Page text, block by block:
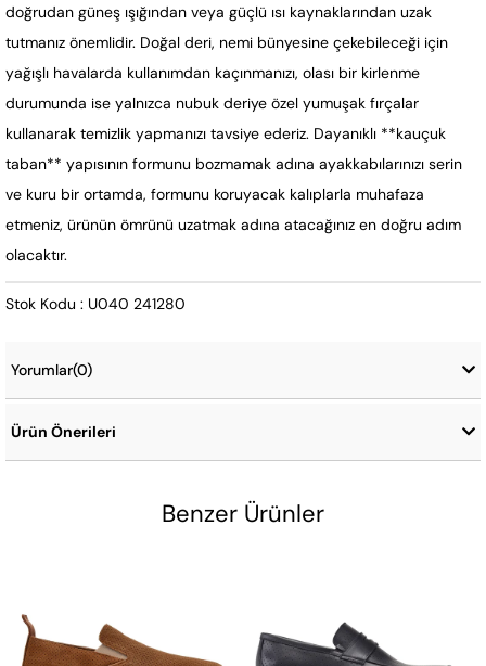
doğrudan güneş ışığından veya güçlü ısı kaynaklarından uzak
tutmanız önemlidir. Doğal deri, nemi bünyesine çekebileceği için
yağışlı havalarda kullanımdan kaçınmanızı, olası bir kirlenme
durumunda ise yalnızca nubuk deriye özel yumuşak fırçalar
kullanarak temizlik yapmanızı tavsiye ederiz. Dayanıklı **kauçuk
taban** yapısının formunu bozmamak adına ayakkabılarınızı serin
ve kuru bir ortamda, formunu koruyacak kalıplarla muhafaza
etmeniz, ürünün ömrünü uzatmak adına atacağınız en doğru adım
olacaktır.
Stok Kodu : U040 241280
Yorumlar(0)
Ürün Önerileri
Benzer Ürünler